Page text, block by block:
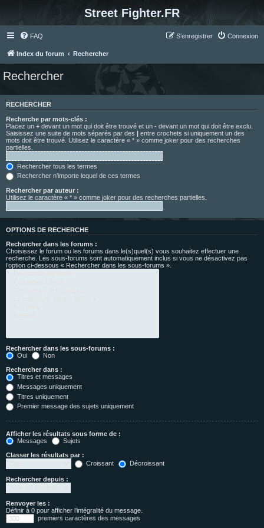
Street Fighter.FR
FAQ Connexion
S’enregistrer
Index du forum Rechercher
Rechercher
RECHERCHER
Recherche par mots-clés :
Placez un + devant un mot qui doit être trouvé et un - devant un mot qui doit être exclu.
Saisissez une suite de mots séparés par des | entre crochets si uniquement un des
mots doit être trouvé. Utilisez le caractère « * » comme joker pour des recherches
partielles.
Rechercher tous les termes
Rechercher n’importe lequel de ces termes
Rechercher par auteur :
Utilisez le caractère « * » comme joker pour des recherches partielles.
OPTIONS DE RECHERCHE
Rechercher dans les forums :
Choisissez le forum ou les forums dans le(s)quel(s) vous souhaitez effectuer une
recherche. Les sous-forums sont automatiquement inclus si vous ne désactivez pas
l’option ci-dessous « Rechercher dans les sous-forums ».
Rechercher dans les sous-forums :
Oui
Non
Rechercher dans :
Titres et messages
Messages uniquement
Titres uniquement
Premier message des sujets uniquement
Afficher les résultats sous forme de :
Messages
Sujets
Classer les résultats par :
Croissant
Décroissant
Rechercher depuis :
Renvoyer les :
Définir à 0 pour afficher l’intégralité du message.
premiers caractères des messages